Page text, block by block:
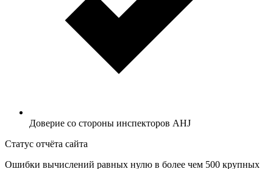
Доверие со стороны инспекторов AHJ
Статус отчёта сайта
Ошибки вычислений равных нулю в более чем 500 крупных